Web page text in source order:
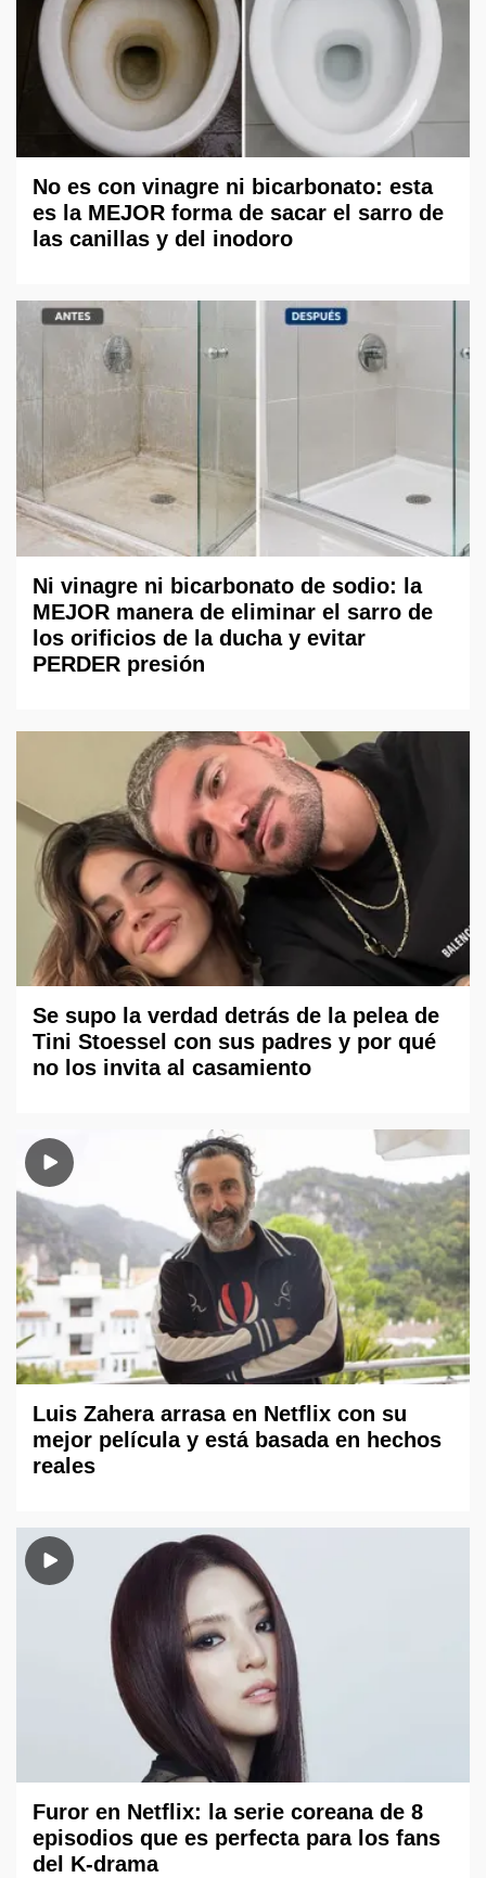
No es con vinagre ni bicarbonato: esta
es la MEJOR forma de sacar el sarro de
las canillas y del inodoro
Ni vinagre ni bicarbonato de sodio: la
MEJOR manera de eliminar el sarro de
los orificios de la ducha y evitar
PERDER presión
Se supo la verdad detrás de la pelea de
Tini Stoessel con sus padres y por qué
no los invita al casamiento
Luis Zahera arrasa en Netflix con su
mejor película y está basada en hechos
reales
Furor en Netflix: la serie coreana de 8
episodios que es perfecta para los fans
del K-drama